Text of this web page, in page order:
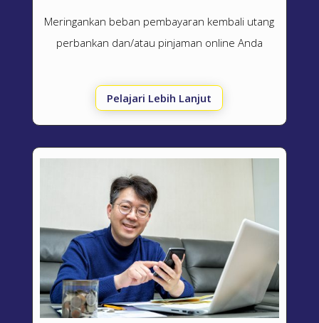
Meringankan beban pembayaran kembali utang
perbankan dan/atau pinjaman online Anda
Pelajari Lebih Lanjut